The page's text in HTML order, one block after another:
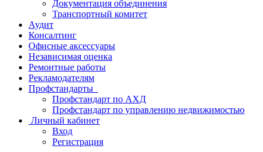
Документация объединения
Транспортный комитет
Аудит
Консалтинг
Офисные аксессуары
Независимая оценка
Ремонтные работы
Рекламодателям
Профстандарты
Профстандарт по АХД
Профстандарт по управлению недвижимостью
Личный кабинет
Вход
Регистрация